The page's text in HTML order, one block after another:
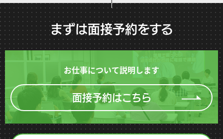
まずは面接予約をする
お仕事について説明します
面接予約はこちら